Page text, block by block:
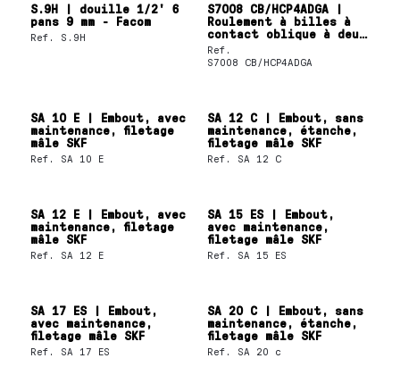
S.9H | douille 1/2' 6
pans 9 mm - Facom
Ref. S.9H
S7008 CB/HCP4ADGA |
Roulement à billes à
contact oblique à deux
rangées 40x68x30 mm
SKF
Ref.
S7008 CB/HCP4ADGA
SA 10 E | Embout, avec
maintenance, filetage
mâle SKF
Ref. SA 10 E
SA 12 C | Embout, sans
maintenance, étanche,
filetage mâle SKF
Ref. SA 12 C
SA 12 E | Embout, avec
maintenance, filetage
mâle SKF
Ref. SA 12 E
SA 15 ES | Embout,
avec maintenance,
filetage mâle SKF
Ref. SA 15 ES
SA 17 ES | Embout,
avec maintenance,
filetage mâle SKF
Ref. SA 17 ES
SA 20 C | Embout, sans
maintenance, étanche,
filetage mâle SKF
Ref. SA 20 c